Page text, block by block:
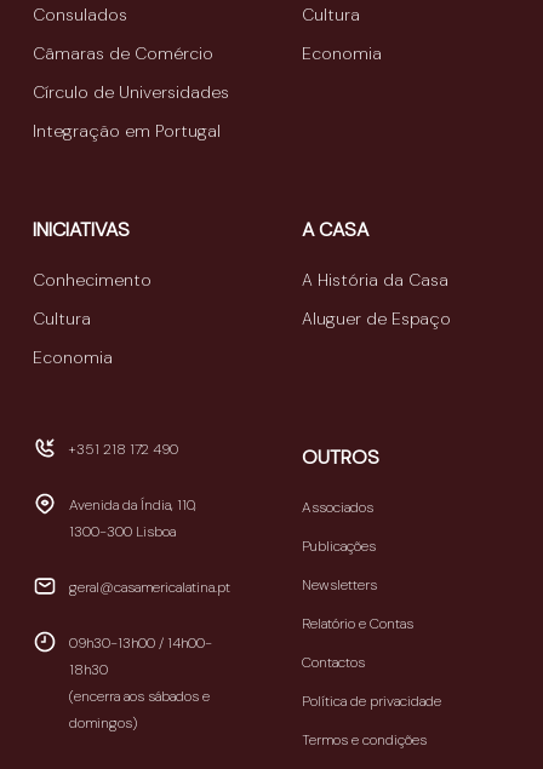
Consulados
Câmaras de Comércio
Círculo de Universidades
Integração em Portugal
Cultura
Economia
INICIATIVAS
Conhecimento
Cultura
Economia
A CASA
A História da Casa
Aluguer de Espaço
+351 218 172 490
Avenida da Índia, 110,
1300-300 Lisboa
geral@casamericalatina.pt
09h30-13h00 / 14h00-
18h30
(encerra aos sábados e
domingos)
OUTROS
Associados
Publicações
Newsletters
Relatório e Contas
Contactos
Política de privacidade
Termos e condições